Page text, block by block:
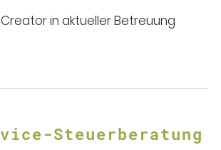
in aktueller Betreuung
Steuerberatung